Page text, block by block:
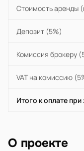
Стоимость аренды
Депозит (5%)
Комиссия брокеру
VAT на комиссию
Итого к оплате при
О проекте